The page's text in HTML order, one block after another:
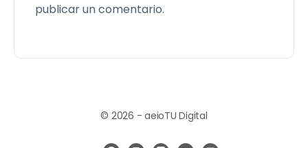
publicar un comentario.
© 2026 - aeioTU Digital